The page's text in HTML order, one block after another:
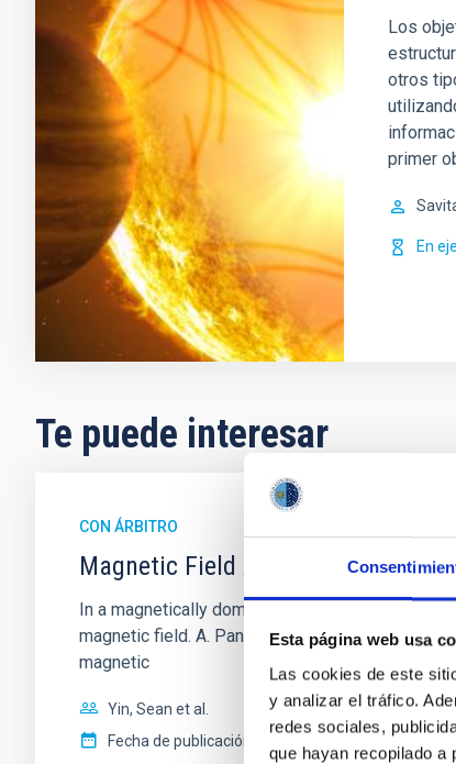
Esta página web usa
Las cookies de este
y analizar el tráfico.
redes sociales,
que hayan recopilado a
Los
otros
primer
En
Te puede interesar
CON ÁRBITRO
Magnetic Field Alignment with
In a magnetically dominated model of star
magnetic field. A. Pandhi et al. showed instead,
magnetic
Yin, Sean et al.
Fecha de publicación: